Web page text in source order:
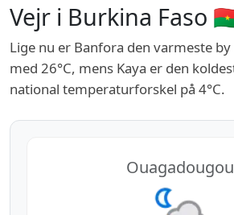
Vejr i Burkina Faso
Lige nu er Banfora den varmeste
med 26°C, mens Kaya er den
national temperaturforskel på 4°C.
Ouagadougou